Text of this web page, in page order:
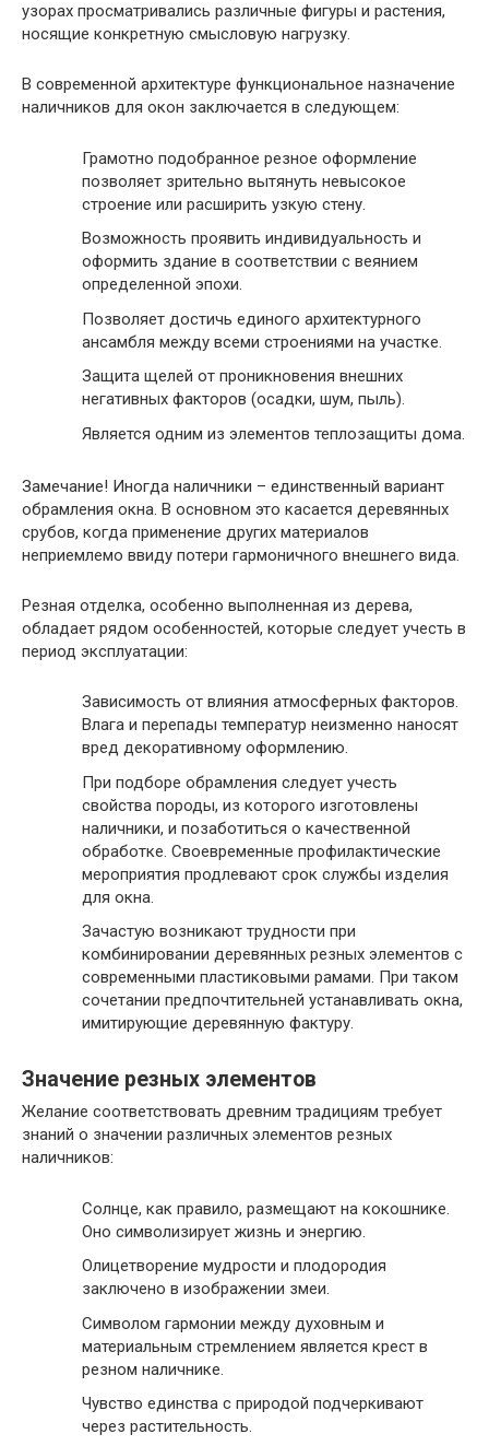
узорах просматривались различные фигуры и растения,
носящие конкретную смысловую нагрузку.
В современной архитектуре функциональное назначение
наличников для окон заключается в следующем:
Грамотно подобранное резное оформление
позволяет зрительно вытянуть невысокое
строение или расширить узкую стену.
Возможность проявить индивидуальность и
оформить здание в соответствии с веянием
определенной эпохи.
Позволяет достичь единого архитектурного
ансамбля между всеми строениями на участке.
Защита щелей от проникновения внешних
негативных факторов (осадки, шум, пыль).
Является одним из элементов теплозащиты дома.
Замечание! Иногда наличники – единственный вариант
обрамления окна. В основном это касается деревянных
срубов, когда применение других материалов
неприемлемо ввиду потери гармоничного внешнего вида.
Резная отделка, особенно выполненная из дерева,
обладает рядом особенностей, которые следует учесть в
период эксплуатации:
Зависимость от влияния атмосферных факторов.
Влага и перепады температур неизменно наносят
вред декоративному оформлению.
При подборе обрамления следует учесть
свойства породы, из которого изготовлены
наличники, и позаботиться о качественной
обработке. Своевременные профилактические
мероприятия продлевают срок службы изделия
для окна.
Зачастую возникают трудности при
комбинировании деревянных резных элементов с
современными пластиковыми рамами. При таком
сочетании предпочтительней устанавливать окна,
имитирующие деревянную фактуру.
Значение резных элементов
Желание соответствовать древним традициям требует
знаний о значении различных элементов резных
наличников:
Солнце, как правило, размещают на кокошнике.
Оно символизирует жизнь и энергию.
Олицетворение мудрости и плодородия
заключено в изображении змеи.
Символом гармонии между духовным и
материальным стремлением является крест в
резном наличнике.
Чувство единства с природой подчеркивают
через растительность.